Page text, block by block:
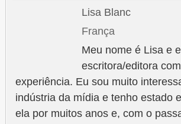
Lisa Blanc
França
Meu nome é Lisa e
escritora/editora
experiência. Eu sou muito
indústria da mídia e tenho estado
ela por muitos anos e, com o